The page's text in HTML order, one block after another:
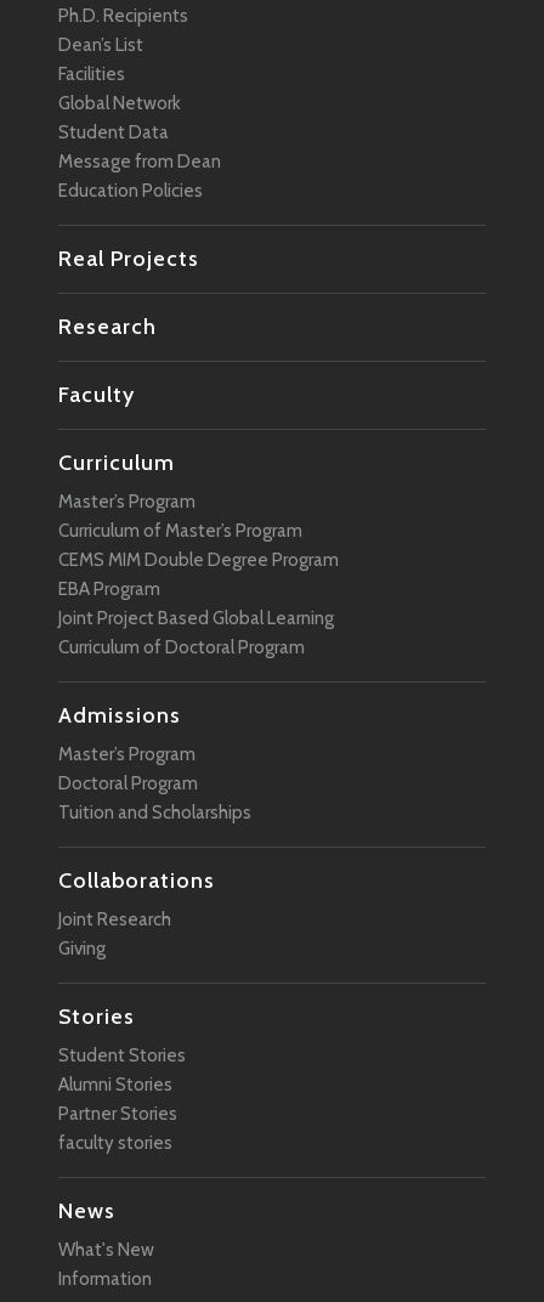
Ph.D. Recipients
Dean’s List
Facilities
Global Network
Student Data
Message from Dean
Education Policies
Real Projects
Research
Faculty
Curriculum
Master’s Program
Curriculum of Master’s Program
CEMS MIM Double Degree Program
EBA Program
Joint Project Based Global Learning
Curriculum of Doctoral Program
Admissions
Master’s Program
Doctoral Program
Tuition and Scholarships
Collaborations
Joint Research
Giving
Stories
Student Stories
Alumni Stories
Partner Stories
faculty stories
News
What's New
Information